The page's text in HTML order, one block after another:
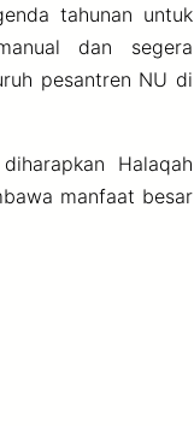
tahunan untuk
dan segera
pesantren NU di
Halaqah
manfaat besar